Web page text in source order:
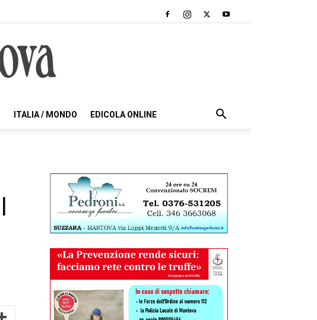
ITALIA / MONDO EDICOLA ONLINE